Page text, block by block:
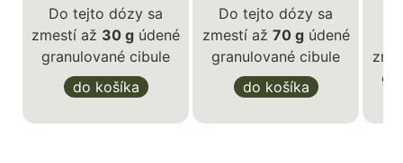
Do tejto dózy sa
zmestí až 30 g údené
granulované cibule
do košíka
Do tejto dózy sa
zmestí až 70 gúdené
granulované cibule
do košíka